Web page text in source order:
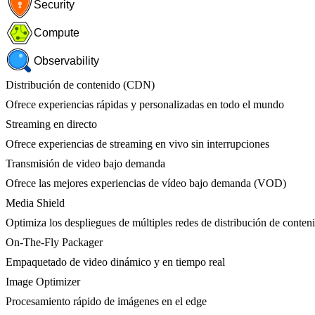
Security
Compute
Observability
Distribución de contenido (CDN)
Ofrece experiencias rápidas y personalizadas en todo el mundo
Streaming en directo
Ofrece experiencias de streaming en vivo sin interrupciones
Transmisión de video bajo demanda
Ofrece las mejores experiencias de vídeo bajo demanda (VOD)
Media Shield
Optimiza los despliegues de múltiples redes de distribución de
On-The-Fly Packager
Empaquetado de video dinámico y en tiempo real
Image Optimizer
Procesamiento rápido de imágenes en el edge